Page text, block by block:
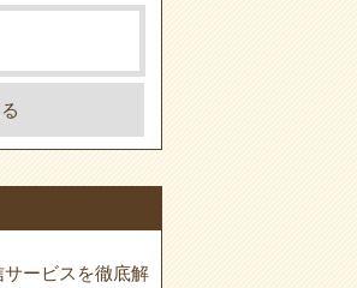
サービスを徹底解